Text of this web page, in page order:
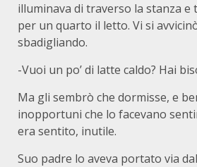
illuminava di traverso la stanza e
per un quarto il letto. Vi si
sbadigliando.
-Vuoi un po’ di latte caldo? Hai
Ma gli sembrò che dormisse, e
inopportuni che lo facevano
era sentito, inutile.
Suo padre lo aveva portato via